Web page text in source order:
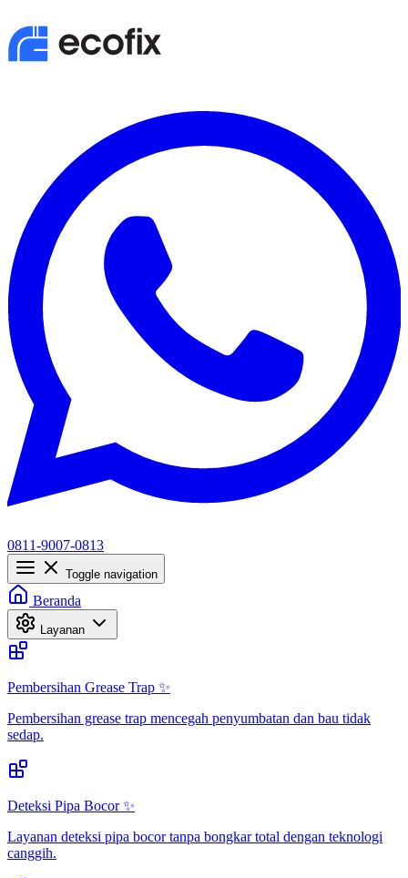
0811-9007-0813
Toggle navigation
Beranda
Layanan
Pembersihan Grease Trap ✨
Pembersihan grease trap mencegah penyumbatan dan bau tidak
sedap.
Deteksi Pipa Bocor ✨
Layanan deteksi pipa bocor tanpa bongkar total dengan teknologi
canggih.